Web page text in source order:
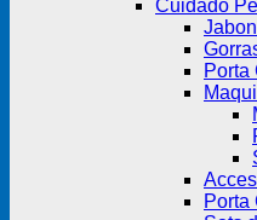
Cuidado
Porta
Porta